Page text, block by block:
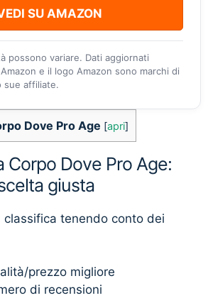
SU AMAZON
possono variare. Dati aggiornati
e il logo Amazon sono marchi di
sue affiliate.
Dove Pro Age [apri]
Corpo Dove Pro Age:
giusta
tenendo conto dei
prezzo migliore
di recensioni